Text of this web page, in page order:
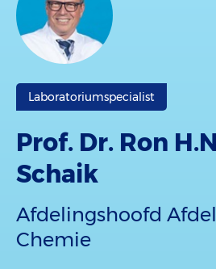
Laboratoriumspecialist
Prof. Dr. Ron
Schaik
Afdelingshoofd
Chemie